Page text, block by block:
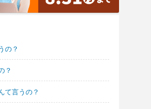
の？
？
て言うの？